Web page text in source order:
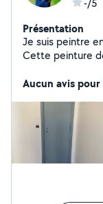
-/5
Présentation
Je suis peintre
Cette peinture
douces du
Aucun avis